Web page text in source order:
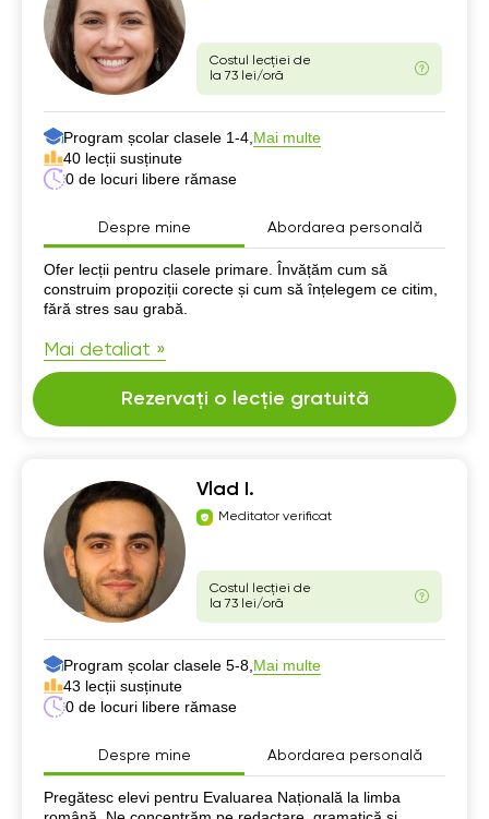
Costul lecției de
la 73 lei/oră
Program școlar clasele 1-4, Mai multe
40 lecții susținute
0 de locuri libere rămase
Despre mine Abordarea personală
Despre mine
Ofer lecții pentru clasele primare. Învățăm cum să
construim propoziții corecte și cum să înțelegem ce citim,
fără stres sau grabă.
Mai detaliat »
Rezervați o lecție gratuită
Vlad I.
Meditator verificat
Costul lecției de
la 73 lei/oră
Program școlar clasele 5-8, Mai multe
43 lecții susținute
0 de locuri libere rămase
Despre mine Abordarea personală
Despre mine
Pregătesc elevi pentru Evaluarea Națională la limba